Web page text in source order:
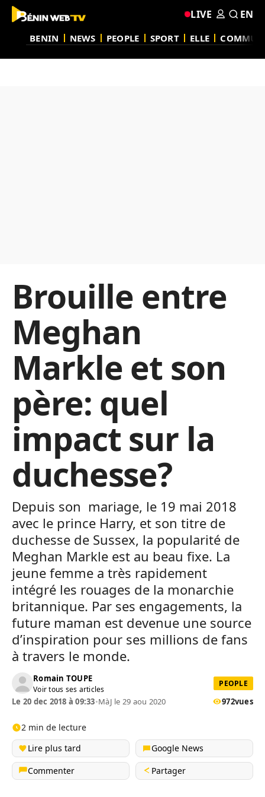
BENIN NEWS PEOPLE SPORT ELLE
LIVE EN
Brouille entre
Meghan
Markle et son
père: quel
impact sur la
duchesse?
Depuis son mariage, le 19 mai 2018
avec le prince Harry, et son titre de
duchesse de Sussex, la popularité de
Meghan Markle est au beau fixe. La
jeune femme a très rapidement
intégré les rouages de la monarchie
britannique. Par ses engagements, la
future maman est devenue une source
d’inspiration pour ses millions de fans
à travers le monde.
Romain TOUPE
Voir tous ses articles
PEOPLE
Le 20 dec 2018 à 09:33•MàJ le 29 aou 2020 972vues
2 min de lecture
Lire plus tard
Google News
Commenter
Partager